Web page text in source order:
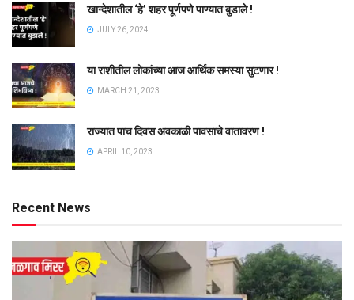
खान्देशातील ‘हे’ शहर पूर्णपणे पाण्यात बुडाले !
JULY 26, 2024
या राशीतील लोकांच्या आज आर्थिक समस्या सुटणार !
MARCH 21, 2023
राज्यात पाच दिवस अवकाळी पावसाचे वातावरण !
APRIL 10, 2023
Recent News